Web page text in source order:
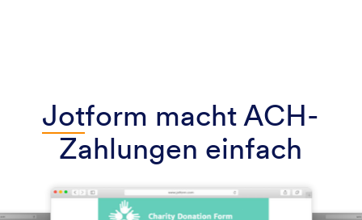
Jotform macht ACH-
Zahlungen einfach